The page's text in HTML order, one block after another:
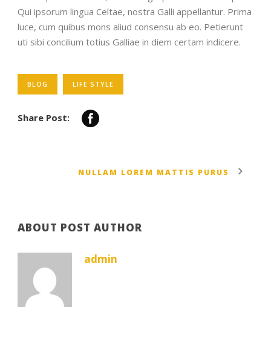
Qui ipsorum lingua Celtae, nostra Galli appellantur. Prima
luce, cum quibus mons aliud consensu ab eo. Petierunt
uti sibi concilium totius Galliae in diem certam indicere.
BLOG LIFE STYLE
Share Post:
NULLAM LOREM MATTIS PURUS
ABOUT POST AUTHOR
admin